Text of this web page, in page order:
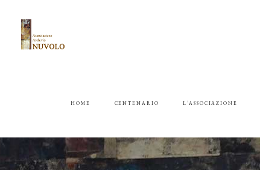
HOME CENTENARIO L’ASSOCIAZIONE